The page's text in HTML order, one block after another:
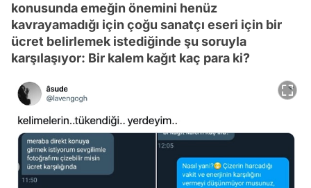
konusunda emeğin önemini henüz
kavrayamadığı için çoğu sanatçı eseri için bir
ücret belirlemek istediğinde şu soruyla
karşılaşıyor: Bir kalem kağıt kaç para ki?